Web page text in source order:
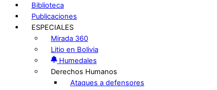
Biblioteca
Publicaciones
ESPECIALES
Mirada 360
Litio en Bolivia
Humedales
Derechos Humanos
Ataques a defensores